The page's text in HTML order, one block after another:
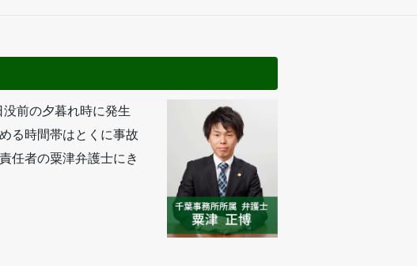
前の夕暮れ時に発生
る時間帯はとくに事故
任者の粟津弁護士にき